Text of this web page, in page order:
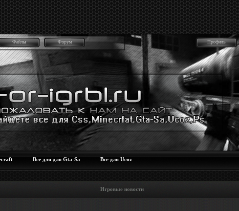
Файлы Форум Профиль
Все для для Gta-Sa Все для Ucoz
темы Игровые новости